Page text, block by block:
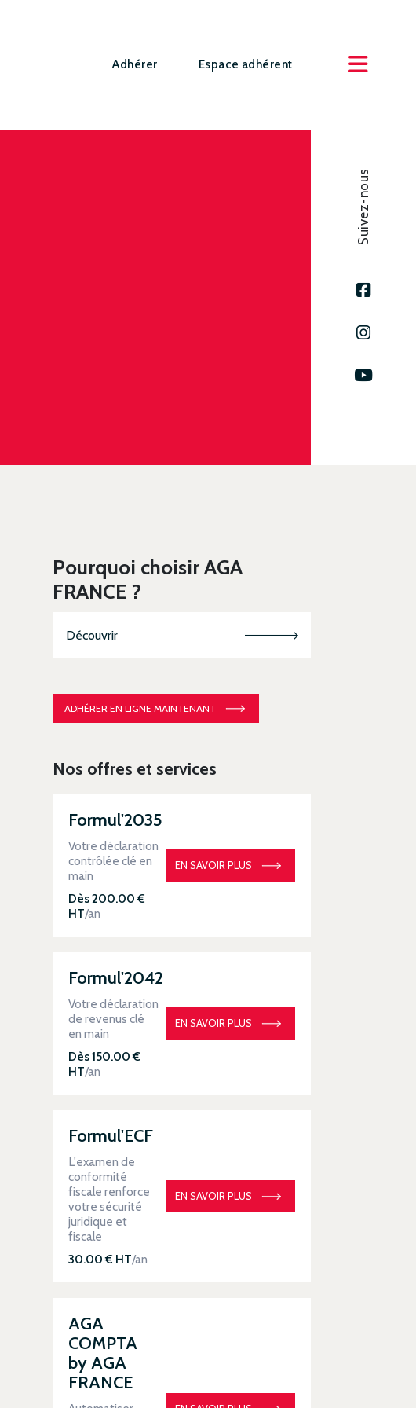
Adhérer Espace adhérent
Suivez-nous
Pourquoi choisir AGA
FRANCE ?
Découvrir
ADHÉRER EN LIGNE MAINTENANT
Nos offres et services
Formul'2035
Votre déclaration
contrôlée clé en
main
Dès 200.00 €
HT/an
EN SAVOIR PLUS
Formul'2042
Votre déclaration
de revenus clé
en main
Dès 150.00 €
HT/an
EN SAVOIR PLUS
Formul'ECF
L'examen de
conformité
fiscale renforce
votre sécurité
juridique et
fiscale
30.00 € HT/an
EN SAVOIR PLUS
AGA
COMPTA
by AGA
FRANCE